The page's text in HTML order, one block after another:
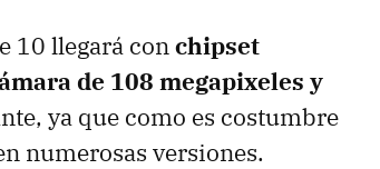
10 llegará conchipset
de 108 megapixeles y
ya que como es costumbre
numerosas versiones.